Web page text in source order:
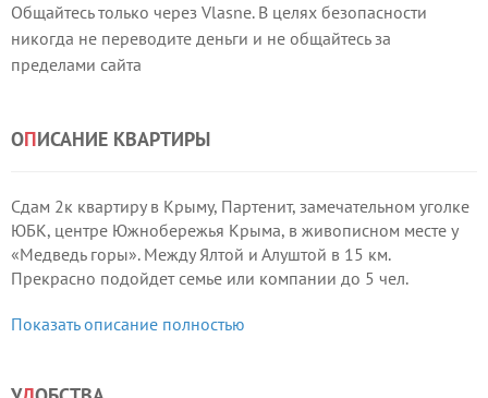
Общайтесь только через Vlasne. В целях безопасности
никогда не переводите деньги и не общайтесь за
пределами сайта
ОПИСАНИЕ КВАРТИРЫ
Сдам 2к квартиру в Крыму, Партенит, замечательном уголке
ЮБК, центре Южнобережья Крыма, в живописном месте у
«Медведь горы». Между Ялтой и Алуштой в 15 км.
Прекрасно подойдет семье или компании до 5 чел.
Показать описание полностью